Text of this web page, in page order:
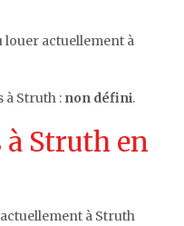
louer actuellement à
à Struth : non défini.
Struth en
à Struth